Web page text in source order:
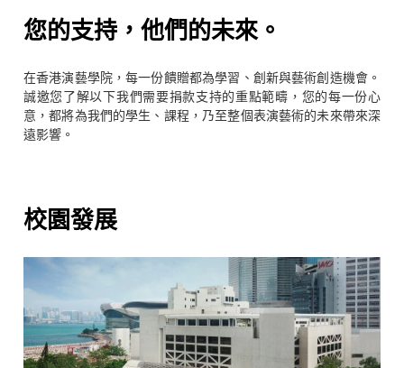
您的支持，他們的未來。
在香港演藝學院，每一份饋贈都為學習、創新與藝術創造機會。
誠邀您了解以下我們需要捐款支持的重點範疇，您的每一份心
意，都將為我們的學生、課程，乃至整個表演藝術的未來帶來深
遠影響。
校園發展